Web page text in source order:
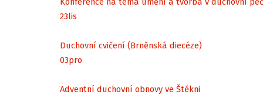
23lis
Duchovní cvičení (Brněnská diecéze)
03pro
Adventní duchovní obnovy ve Štěkni